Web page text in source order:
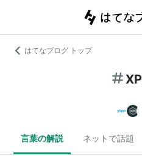
はてなブログ トップ
言葉の解説 ネットで話題